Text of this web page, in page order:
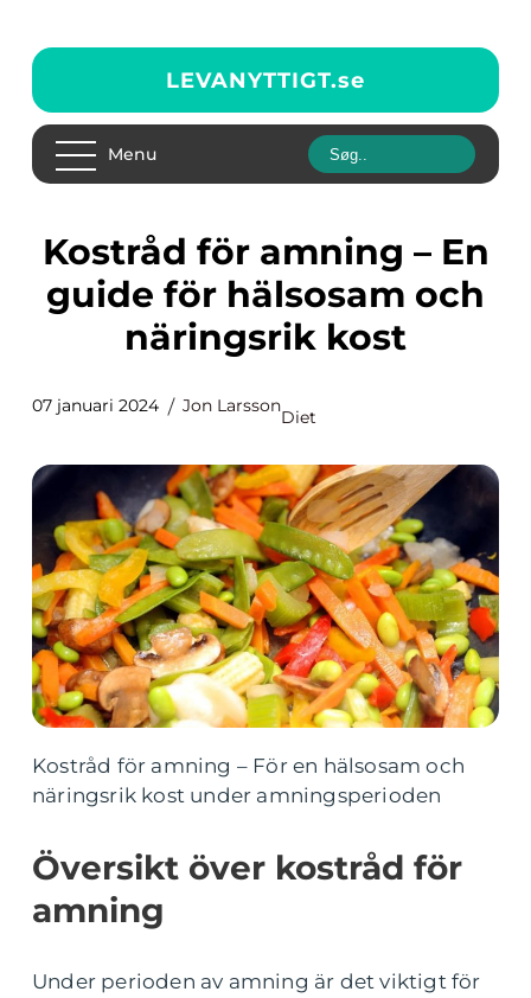
LEVANYTTIGT.se
Menu
Kostråd för amning – En
guide för hälsosam och
näringsrik kost
07 januari 2024 Jon Larsson
Diet
Kostråd för amning – För en hälsosam och
näringsrik kost under amningsperioden
Översikt över kostråd för
amning
Under perioden av amning är det viktigt för